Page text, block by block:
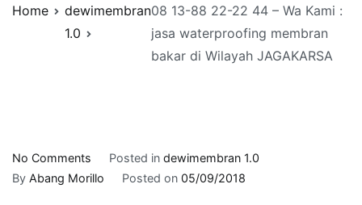
Home
dewimembran
1.0
08 13-88 22-22 44 – Wa Kami :
jasa waterproofing membran
bakar di Wilayah JAGAKARSA
No Comments
08
Posted in dewimembran 1.0
By Abang Morillo Posted on 05/09/2018